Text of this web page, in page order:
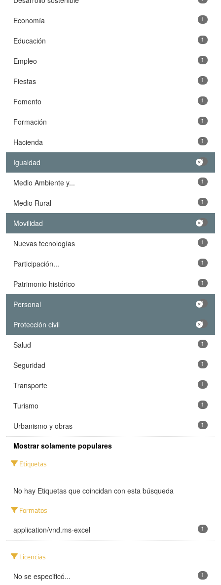
Economía 1
Educación 1
Empleo 1
Fiestas 1
Fomento 1
Formación 1
Hacienda 1
Igualdad 1
Medio Ambiente y... 1
Medio Rural 1
Movilidad 1
Nuevas tecnologías 1
Participación... 1
Patrimonio histórico 1
Personal 1
Protección civil 1
Salud 1
Seguridad 1
Transporte 1
Turismo 1
Urbanismo y obras 1
Mostrar solamente populares
Etiquetas
No hay Etiquetas que coincidan con esta búsqueda
Formatos
application/vnd.ms-excel 1
Licencias
No se especificó... 1